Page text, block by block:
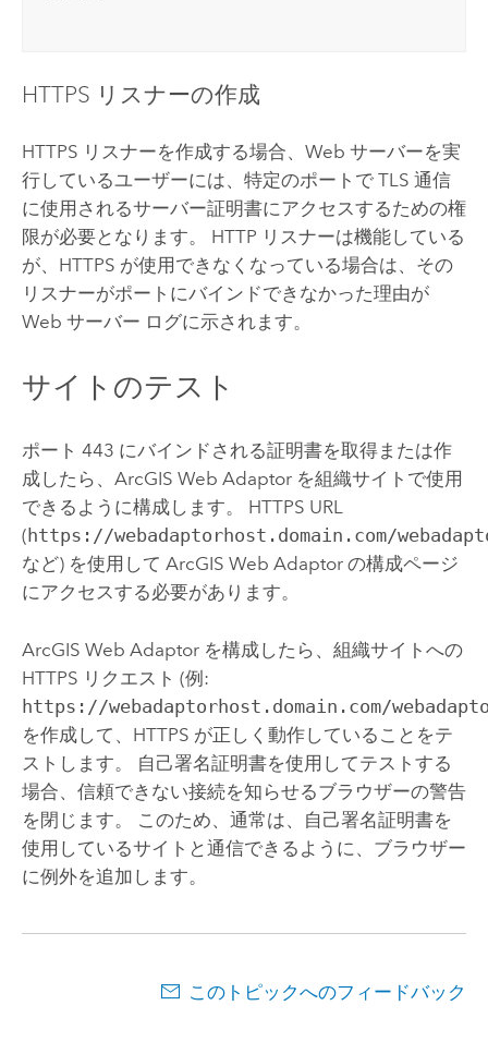
HTTPS リスナーの作成
HTTPS リスナーを作成する場合、Web サーバーを実
行しているユーザーには、特定のポートで TLS 通信
に使用されるサーバー証明書にアクセスするための権
限が必要となります。 HTTP リスナーは機能している
が、HTTPS が使用できなくなっている場合は、その
リスナーがポートにバインドできなかった理由が
Web サーバー ログに示されます。
サイトのテスト
ポート 443 にバインドされる証明書を取得または作
成したら、ArcGIS Web Adaptor を組織サイトで使用
できるように構成します。 HTTPS URL
( https://webadaptorhost.domain.com/
など) を使用して ArcGIS Web Adaptorの構成ページ
にアクセスする必要があります。
ArcGIS Web Adaptor を構成したら、組織サイトへの
HTTPS リクエスト (例:
https://webadaptorhost.domain.com/
を作成して、HTTPS が正しく動作していることをテ
ストします。
自己署名証明書を使用してテストする
場合、信頼できない接続を知らせるブラウザーの警告
を閉じます。 このため、通常は、自己署名証明書を
使用しているサイトと通信できるように、ブラウザー
に例外を追加します。
このトピックへのフィードバック